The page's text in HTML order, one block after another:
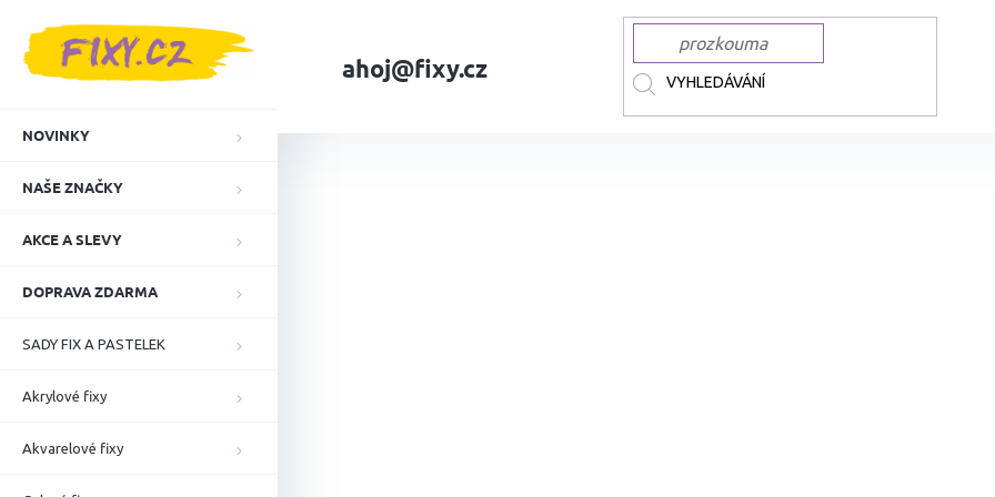
ahoj@fixy.cz
NOVINKY
NAŠE ZNAČKY
AKCE A SLEVY
DOPRAVA ZDARMA
SADY FIX A PASTELEK
Akrylové fixy
Akvarelové fixy